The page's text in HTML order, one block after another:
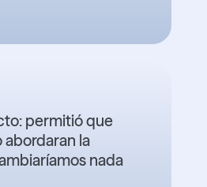
permitió que
abordaran la
nada